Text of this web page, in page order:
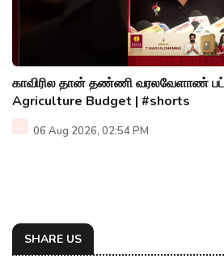
காவிரில தான் தண்ணி வரலவேளாண்
Agriculture Budget | #shorts
06 Aug 2026, 02:54 PM
SHARE US